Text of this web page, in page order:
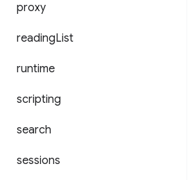
proxy
readingList
runtime
scripting
search
sessions